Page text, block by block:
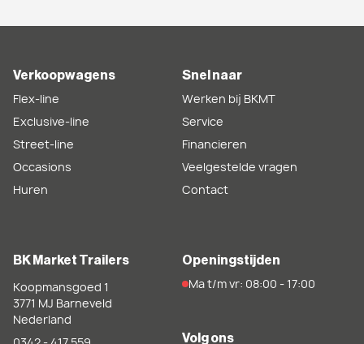
BK Market Trailers
Koopmansgoed 1
3771 MJ Barneveld
Nederland
Verkoopwagens
Flex-line
Exclusive-line
Street-line
Occasions
Huren
Snel naar
Werken bij BKMT
Service
Financieren
Veelgestelde vragen
Contact
Openingstijden
Ma t/m vr: 08:00 - 17:00
Volg ons